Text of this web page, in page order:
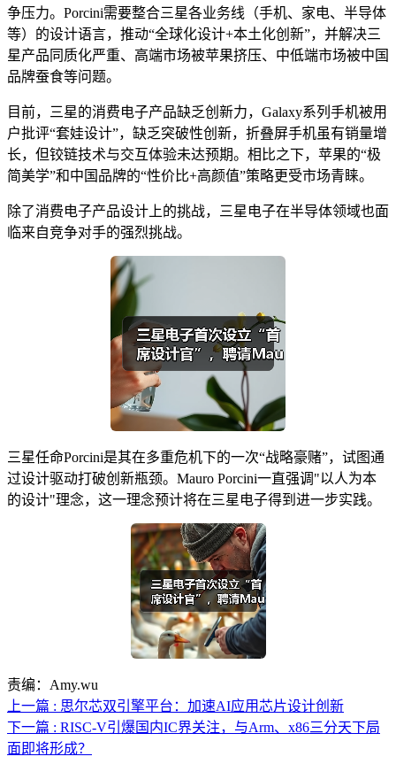
争压力。Porcini需要整合三星各业务线（手机、家电、半导体
等）的设计语言，推动“全球化设计+本土化创新”，并解决三
星产品同质化严重、高端市场被苹果挤压、中低端市场被中国
品牌蚕食等问题。
目前，三星的消费电子产品缺乏创新力，Galaxy系列手机被用
户批评“套娃设计”，缺乏突破性创新，折叠屏手机虽有销量增
长，但铰链技术与交互体验未达预期。相比之下，苹果的“极
简美学”和中国品牌的“性价比+高颜值”策略更受市场青睐。
除了消费电子产品设计上的挑战，三星电子在半导体领域也面
临来自竞争对手的强烈挑战。
三星任命Porcini是其在多重危机下的一次“战略豪赌”，试图通
过设计驱动打破创新瓶颈。Mauro Porcini一直强调"以人为本
的设计"理念，这一理念预计将在三星电子得到进一步实践。
责编：Amy.wu
上一篇 : 思尔芯双引擎平台：加速AI应用芯片设计创新
下一篇 : RISC-V引爆国内IC界关注，与Arm、x86三分天下局
面即将形成？